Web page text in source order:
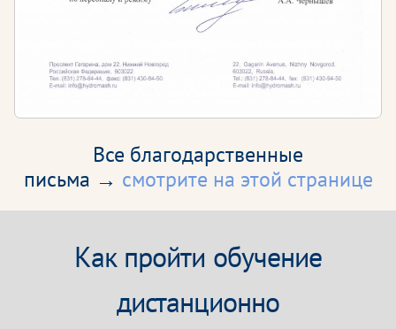
Все благодарственные
письма → смотрите на этой странице
Как пройти обучение
дистанционно